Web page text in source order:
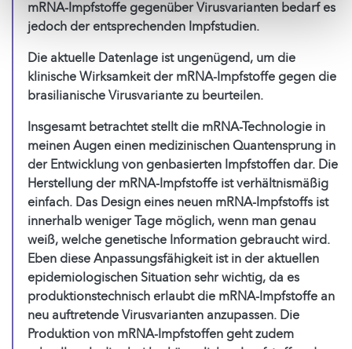
mRNA-Impfstoffe gegenüber Virusvarianten bedarf es
jedoch der entsprechenden Impfstudien.
Die aktuelle Datenlage ist ungenügend, um die
klinische Wirksamkeit der mRNA-Impfstoffe gegen die
brasilianische Virusvariante zu beurteilen.
Insgesamt betrachtet stellt die mRNA-Technologie in
meinen Augen einen medizinischen Quantensprung in
der Entwicklung von genbasierten Impfstoffen dar. Die
Herstellung der mRNA-Impfstoffe ist verhältnismäßig
einfach. Das Design eines neuen mRNA-Impfstoffs ist
innerhalb weniger Tage möglich, wenn man genau
weiß, welche genetische Information gebraucht wird.
Eben diese Anpassungsfähigkeit ist in der aktuellen
epidemiologischen Situation sehr wichtig, da es
produktionstechnisch erlaubt die mRNA-Impfstoffe an
neu auftretende Virusvarianten anzupassen. Die
Produktion von mRNA-Impfstoffen geht zudem